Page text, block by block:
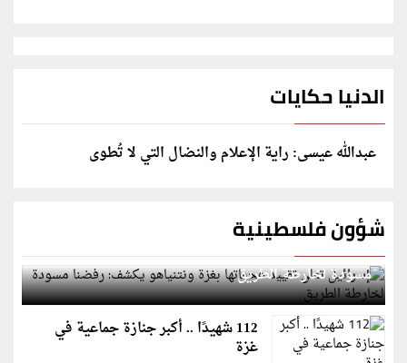
الدنيا حكايات
عبدالله عيسى: راية الإعلام والنضال التي لا تُطوى
شؤون فلسطينية
إسرائيل تعلن تقييد هجماتها بغزة ونتنياهو يكشف: رفضنا
مسودة لخارطة الطريق
112 شهيدًا .. أكبر جنازة جماعية في
غزة